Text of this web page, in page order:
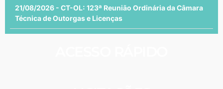
21/08/2026 - CT-OL: 123ª Reunião Ordinária da Câmara
Técnica de Outorgas e Licenças